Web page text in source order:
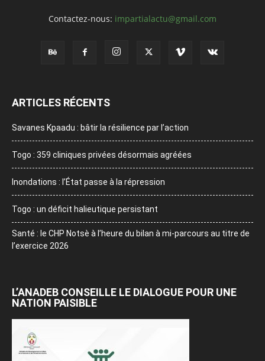
Contactez-nous: impartialactu@gmail.com
ARTICLES RÉCENTS
Savanes Kpaadu : bâtir la résilience par l’action
Togo : 359 cliniques privées désormais agréées
Inondations : l’État passe à la répression
Togo : un déficit halieutique persistant
Santé : le CHP Notsè à l’heure du bilan à mi-parcours au titre de
l’exercice 2026
L’ANADEB CONSEILLE LE DIALOGUE POUR UNE
NATION PAISIBLE